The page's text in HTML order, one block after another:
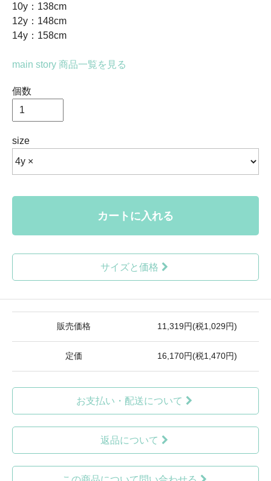
10y：138cm
12y：148cm
14y：158cm
main story 商品一覧を見る
個数
size
カートに入れる
サイズと価格
販売価格 11,319円(税1,029円)
定価 16,170円(税1,470円)
お支払い・配送について
返品について